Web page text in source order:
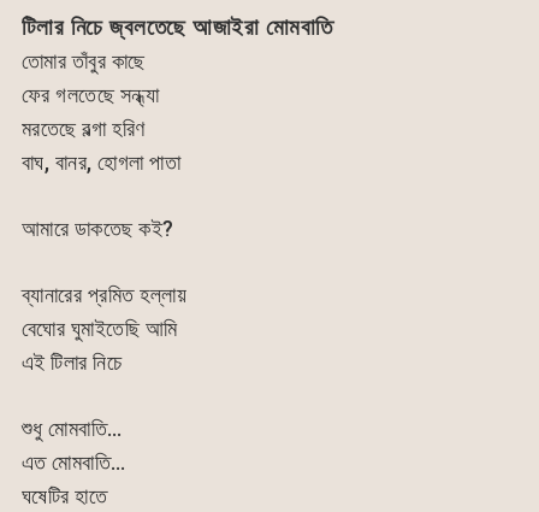
e
b
o
o
k
s
A
p
p
s
er
l
টিলার নিচে জ্বলতেছে আজাইরা মোমবাতি
তোমার তাঁবুর কাছে
ফের গলতেছে সন্ধ্যা
মরতেছে বল্গা হরিণ
বাঘ, বানর, হোগলা পাতা
আমারে ডাকতেছ কই?
ব্যানারের প্রমিত হল্লায়
বেঘোর ঘুমাইতেছি আমি
এই টিলার নিচে
শুধু মোমবাতি…
এত মোমবাতি…
ঘষেটির হাতে